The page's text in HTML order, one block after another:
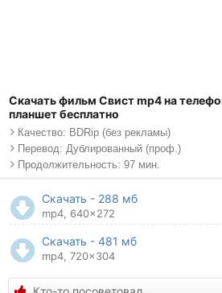
Скачать фильм Свист mp4 на
планшет бесплатно
Качество: BDRip (без рекламы)
Перевод: Дублированный (проф.)
Продолжительность: 97 мин.
Скачать - 288 мб
mp4, 640x272
Скачать - 481 мб
mp4, 720x304